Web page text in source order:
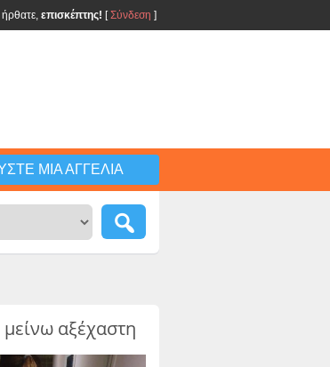
επισκέπτης! [Σύνδεση ]
ΜΙΑ ΑΓΓΕΛΊΑ
αξέχαστη